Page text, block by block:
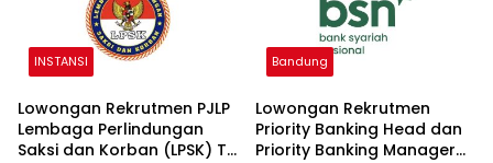
INSTANSI
Lowongan Rekrutmen PJLP
Lembaga Perlindungan
Saksi dan Korban (LPSK) TA
Bandung
Lowongan Rekrutmen
Priority Banking Head dan
Priority Banking Manager